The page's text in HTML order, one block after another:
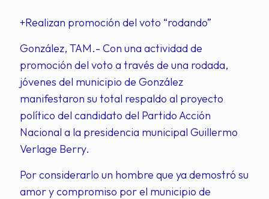
+Realizan promoción del voto “rodando”
González, TAM.- Con una actividad de
promoción del voto a través de una rodada,
jóvenes del municipio de González
manifestaron su total respaldo al proyecto
político del candidato del Partido Acción
Nacional a la presidencia municipal Guillermo
Verlage Berry.
Por considerarlo un hombre que ya demostró su
amor y compromiso por el municipio de